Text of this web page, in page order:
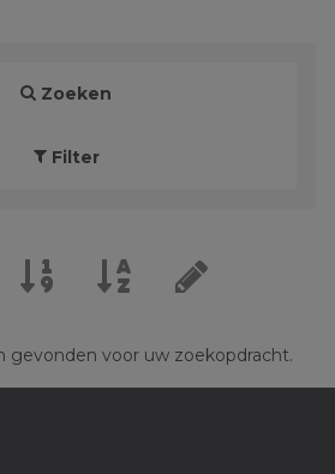
Zoeken
Filter
gevonden voor uw zoekopdracht.